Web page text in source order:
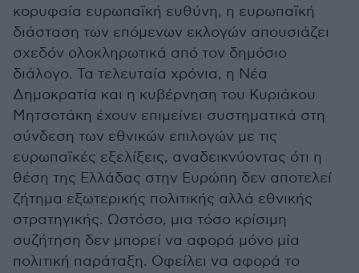
κορυφαία ευρωπαϊκή ευθύνη, η ευρωπαϊκή
διάσταση των επόμενων εκλογών απουσιάζει
σχεδόν ολοκληρωτικά από τον δημόσιο
διάλογο. Τα τελευταία χρόνια, η Νέα
Δημοκρατία και η κυβέρνηση του Κυριάκου
Μητσοτάκη έχουν επιμείνει συστηματικά στη
σύνδεση των εθνικών επιλογών με τις
ευρωπαϊκές εξελίξεις, αναδεικνύοντας ότι η
θέση της Ελλάδας στην Ευρώπη δεν αποτελεί
ζήτημα εξωτερικής πολιτικής αλλά εθνικής
στρατηγικής. Ωστόσο, μια τόσο κρίσιμη
συζήτηση δεν μπορεί να αφορά μόνο μία
πολιτική παράταξη. Οφείλει να αφορά το